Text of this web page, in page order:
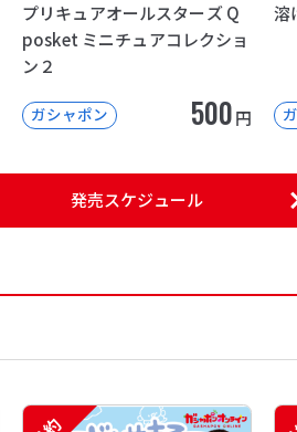
プリキュアオールスターズ Q
posket ミニチュアコレクショ
ン２
ガシャポン 500円
溶
発売スケジュール